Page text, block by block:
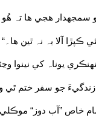
سمجھدار هجي ها تہ هُو
ڪپڙا آلا بہ نہ ٿين ها۔“
يوناہ کي نينوا
زندگيءَ جو سفر ختم ٿي
خاص ”آب دوز“